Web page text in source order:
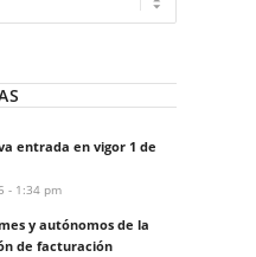
entrada en vigor 1 de
- 1:34 pm
y autónomos de la
de facturación